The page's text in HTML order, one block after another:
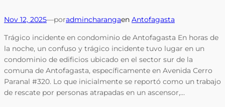
Nov 12, 2025—poradmincharangaen Antofagasta
Trágico incidente en condominio de Antofagasta En horas de
la noche, un confuso y trágico incidente tuvo lugar en un
condominio de edificios ubicado en el sector sur de la
comuna de Antofagasta, específicamente en Avenida Cerro
Paranal #320. Lo que inicialmente se reportó como un trabajo
de rescate por personas atrapadas en un ascensor,…